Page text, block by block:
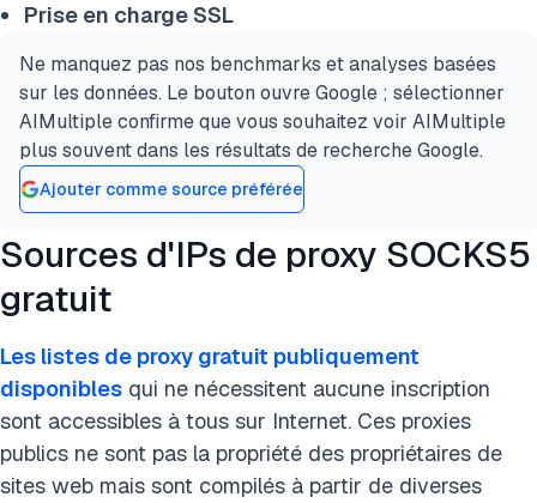
Prise en charge SSL
Ne manquez pas nos benchmarks et analyses basées
sur les données. Le bouton ouvre Google ; sélectionner
AIMultiple confirme que vous souhaitez voir AIMultiple
plus souvent dans les résultats de recherche Google.
Ajouter comme source préférée
Sources d'IPs de proxy SOCKS5
gratuit
Les listes de proxy gratuit publiquement
disponibles qui ne nécessitent aucune inscription
sont accessibles à tous sur Internet. Ces proxies
publics ne sont pas la propriété des propriétaires de
sites web mais sont compilés à partir de diverses